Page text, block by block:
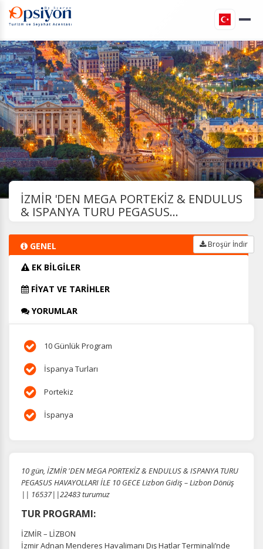
İZMİR 'DEN MEGA PORTEKİZ & ENDULUS
& ISPANYA TURU PEGASUS...
GENEL
EK BİLGİLER
FİYAT VE TARİHLER
YORUMLAR
Broşür İndir
10 Günlük Program
İspanya Turları
Portekiz
İspanya
10 gün, İZMİR 'DEN MEGA PORTEKİZ & ENDULUS & ISPANYA TURU
PEGASUS HAVAYOLLARI İLE 10 GECE Lizbon Gidiş – Lizbon Dönüş
|| 16537||22483 turumuz
TUR PROGRAMI:
İZMİR – LİZBON
İzmir Adnan Menderes Havalimanı Dış Hatlar Terminali’nde